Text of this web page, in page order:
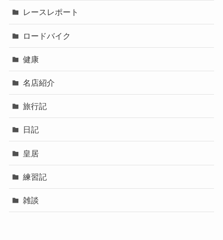
レースレポート
ロードバイク
健康
名店紹介
旅行記
日記
皇居
練習記
雑談